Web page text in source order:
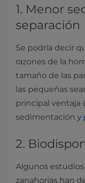
1. Menor
separación
Se podría decir
razones de la
tamaño de las
las pequeñas
principal ventaja
sedimentación y
2.
Algunos
zanahorias han